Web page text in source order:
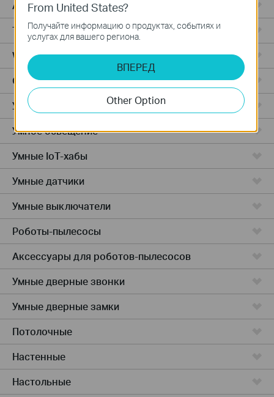
Адаптеры PCIe
Точки доступа
Wireless USB Adapters
Облачные камеры
Умные розетки
Умное освещение
Умные IoT-хабы
Умные датчики
Умные выключатели
Роботы-пылесосы
Аксессуары для роботов-пылесосов
Умные дверные звонки
Умные дверные замки
Потолочные
Настенные
Настольные
From United States?
Получайте информацию о продуктах, событиях и
услугах для вашего региона.
ВПЕРЕД
Other Option